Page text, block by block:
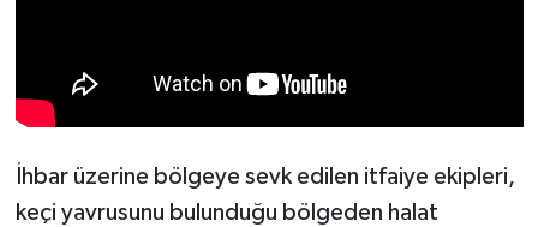
İhbar üzerine bölgeye sevk edilen itfaiye ekipleri,
keçi yavrusunu bulunduğu bölgeden halat
HEDEF2020
OTOMOBİL